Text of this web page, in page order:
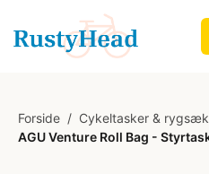
Forside / Cykeltasker &
AGU Venture Roll Bag -